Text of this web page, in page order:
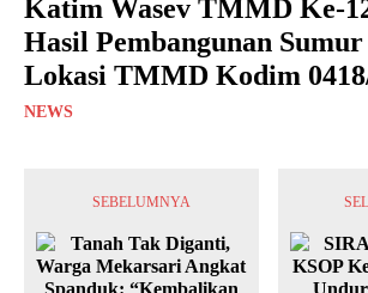
Katim Wasev TMMD Ke-
Hasil Pembangunan
Lokasi TMMD Kodim
NEWS
SEBELUMNYA